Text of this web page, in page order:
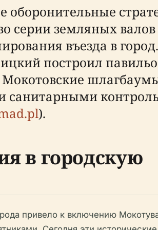
серии земляных
въезда в
построил
Мокотовские
).
в городскую
привело к включению